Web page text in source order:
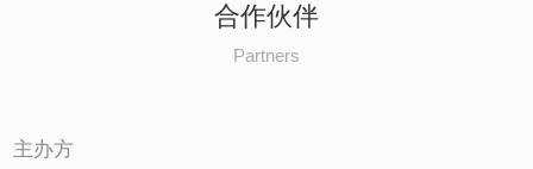
合作伙伴
Partners
主办方